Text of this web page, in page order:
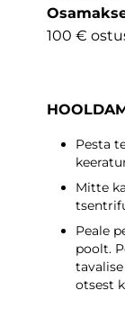
100 €
Pesta
Mitte
Peale
poolt.
otsest